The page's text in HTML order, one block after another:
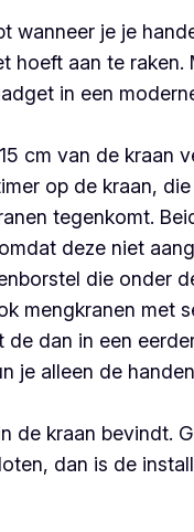
wanneer je je
hoeft aan te raken.
in een
cm van de kraan
op de kraan,
tegenkomt.
deze niet
die onder
mengkranen met
dan in een
je alleen de
de kraan bevindt.
dan is de